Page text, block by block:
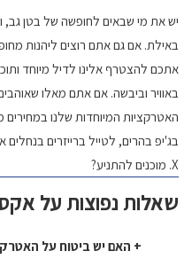
יש את מי שבאים לחופשה של בטן גב,
באילת. אם גם אתם רוצים ליהנות
אתכם להצטרף אלינו לדיל מיוחד
באוויר וביבשה. אם אתם מאלו
האטרקציות המיוחדות שלנו
בג'יפ בהרים, לטייל ברייזרים
X. מוכנים להתניע?
שאלות נפוצות על
+ האם יש ביטוח על